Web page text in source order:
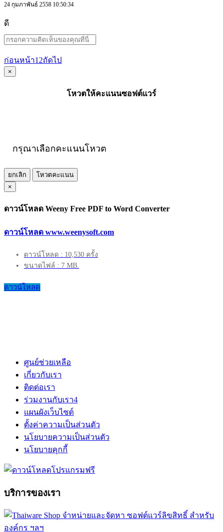
24 กุมภาพันธ์ 2558 10:50:34
ดี
ก่อนหน้า1 2ถัดไป
×
โหวตให้คะแนนซอฟต์แวร์
กรุณาเลือกคะแนนโหวต
ยกเลิก
โหวตคะแนน
×
ดาวน์โหลด Weeny Free PDF to Word Converter
ดาวน์โหลด www.weenysoft.com
ดาวน์โหลด : 10,530 ครั้ง
ขนาดไฟล์ : 7 MB.
ดาวน์โหลด
ศูนย์ช่วยเหลือ
เกี่ยวกับเรา
ติดต่อเรา
ร่วมงานกับเรา4
แผนผังเว็บไซต์
ตั้งค่าความเป็นส่วนตัว
นโยบายความเป็นส่วนตัว
นโยบายคุกกี้
บริการของเรา